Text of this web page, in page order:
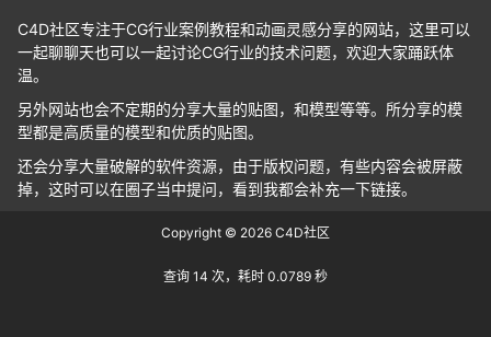
C4D社区专注于CG行业案例教程和动画灵感分享的网站，这里可以
一起聊聊天也可以一起讨论CG行业的技术问题，欢迎大家踊跃体
温。
另外网站也会不定期的分享大量的贴图，和模型等等。所分享的模
型都是高质量的模型和优质的贴图。
还会分享大量破解的软件资源，由于版权问题，有些内容会被屏蔽
掉，这时可以在圈子当中提问，看到我都会补充一下链接。
Copyright © 2026 C4D社区
查询 14 次，耗时 0.0789 秒